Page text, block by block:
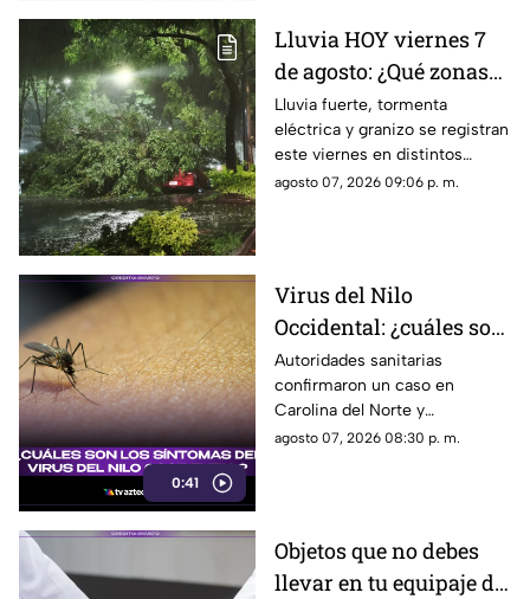
Lluvia HOY viernes 7
de agosto: ¿Qué zonas
de Guadalajara están
afectadas?
Lluvia fuerte, tormenta
eléctrica y granizo se registran
este viernes en distintos
puntos de Guadalajara y
agosto 07, 2026 09:06 p. m.
0:41
Virus del Nilo
Occidental: ¿cuáles son
los síntomas tras una
picadura de mosquito?
Autoridades sanitarias
confirmaron un caso en
Carolina del Norte y
detectaron el virus en
agosto 07, 2026 08:30 p. m.
Objetos que no debes
llevar en tu equipaje de